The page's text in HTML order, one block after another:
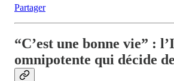
Partager
“C’est une bonne vie” :
omnipotente qui décide